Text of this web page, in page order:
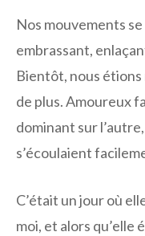
Nos mouvements
embrassant,
Bientôt, nous étions
de plus. Amoureux
dominant sur
s’écoulaient
C’était un jour où
moi, et alors qu’elle